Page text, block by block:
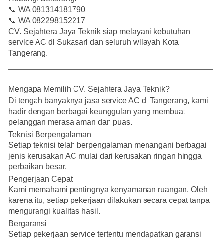
📞 WA 081314181790
📞 WA 082298152217
CV. Sejahtera Jaya Teknik siap melayani kebutuhan
service AC di Sukasari dan seluruh wilayah Kota
Tangerang.
Mengapa Memilih CV. Sejahtera Jaya Teknik?
Di tengah banyaknya jasa service AC di Tangerang, kami
hadir dengan berbagai keunggulan yang membuat
pelanggan merasa aman dan puas.
Teknisi Berpengalaman
Setiap teknisi telah berpengalaman menangani berbagai
jenis kerusakan AC mulai dari kerusakan ringan hingga
perbaikan besar.
Pengerjaan Cepat
Kami memahami pentingnya kenyamanan ruangan. Oleh
karena itu, setiap pekerjaan dilakukan secara cepat tanpa
mengurangi kualitas hasil.
Bergaransi
Setiap pekerjaan service tertentu mendapatkan garansi